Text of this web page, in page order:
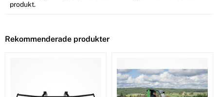
produkt.
Rekommenderade produkter